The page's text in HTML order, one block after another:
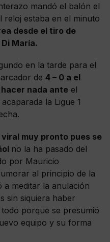
mandó el balón el
reloj estaba en el minuto
desde el tiro de
María.
en la tarde para el
de 4 – 0 a el
nada ante el
la Ligue 1
muy pronto pues se
no la ha pasado del
por Mauricio
al principio de la
a meditar la anulación
sin siquiera haber
porque se presumió
equipo y su forma